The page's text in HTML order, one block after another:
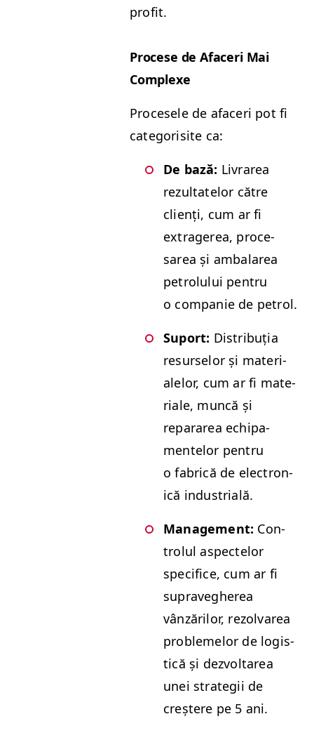
profit.
Pro­cese de Afac­eri Mai
Complexe
Pro­ce­se­le de afac­eri pot fi
cat­e­gorisite ca:
De bază: Livrarea
rezul­tatelor către
clienți, cum ar fi
extragerea, proce­
sarea și ambalarea
petrolu­lui pen­tru
o com­panie de petrol.
Suport: Dis­tribuția
resurselor și mate­ri­
alelor, cum ar fi mate­
ri­ale, muncă și
repararea echipa­
mentelor pen­tru
o fab­rică de elec­tron­
ică industrială.
Man­age­ment: Con­
trolul aspectelor
speci­fice, cum ar fi
supraveg­herea
vânzărilor, rezolvarea
prob­lemelor de logis­
tică și dez­voltarea
unei strate­gii de
creștere pe 5 ani.